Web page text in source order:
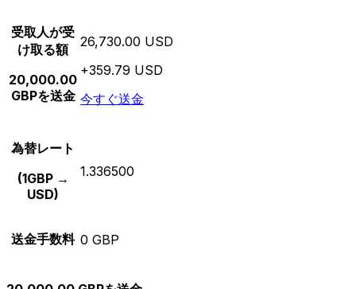
受取人が受
け取る額
20,000.00
GBPを送金
26,730.00 USD
+359.79 USD
今すぐ送金
為替レート
(1GBP →
USD)
1.336500
送金手数料 0 GBP